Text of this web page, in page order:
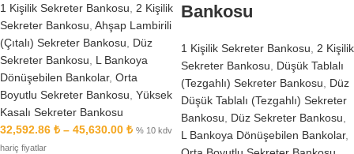
1 Kişilik Sekreter Bankosu
2 Kişilik
Sekreter Bankosu Ahşap Lambirili
(Çıtalı) Sekreter Bankosu
Düz
Sekreter Bankosu
L Bankoya
Dönüşebilen Bankolar, Orta
Boyutlu Sekreter Bankosu Yüksek
Kasalı Sekreter Bankosu
32,592.86 ₺ – 45,630.00 ₺ % 10 kdv
hariç fiyatlar
Bankosu
1 Kişilik Sekreter Bankosu, 2 Kişilik
Sekreter Bankosu, Düşük Tablalı
(Tezgahlı) Sekreter Bankosu, Düz
Düşük Tablalı (Tezgahlı) Sekreter
Bankosu, Düz Sekreter Bankosu,
L Bankoya Dönüşebilen Bankolar,